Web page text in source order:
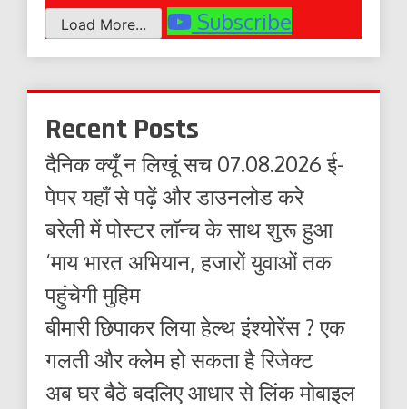
Load More... Subscribe
Recent Posts
दैनिक क्यूँ न लिखूं सच 07.08.2026 ई-
पेपर यहाँ से पढ़ें और डाउनलोड करे
बरेली में पोस्टर लॉन्च के साथ शुरू हुआ
‘माय भारत अभियान, हजारों युवाओं तक
पहुंचेगी मुहिम
बीमारी छिपाकर लिया हेल्थ इंश्योरेंस ? एक
गलती और क्लेम हो सकता है रिजेक्ट
अब घर बैठे बदलिए आधार से लिंक मोबाइल